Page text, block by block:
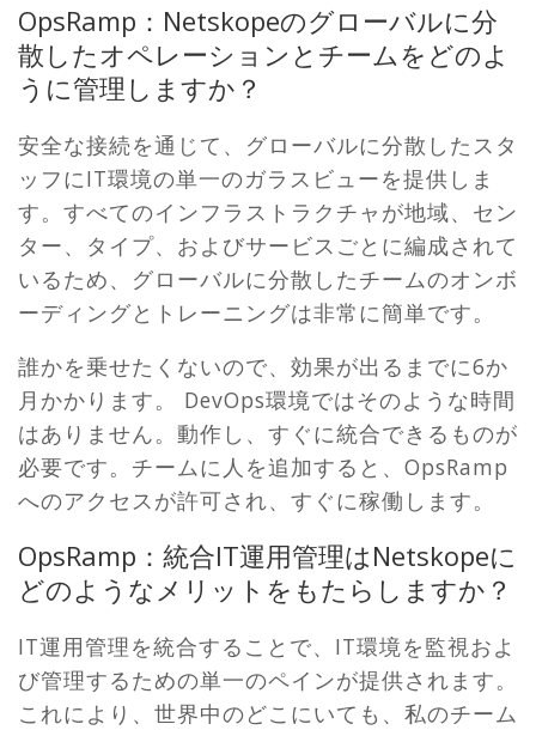
OpsRamp：Netskopeのグローバルに分
散したオペレーションとチームをどのよ
うに管理しますか？
安全な接続を通じて、グローバルに分散したスタ
ッフにIT環境の単一のガラスビューを提供しま
す。すべてのインフラストラクチャが地域、セン
ター、タイプ、およびサービスごとに編成されて
いるため、グローバルに分散したチームのオンボ
ーディングとトレーニングは非常に簡単です。
誰かを乗せたくないので、効果が出るまでに6か
月かかります。 DevOps環境ではそのような時間
はありません。動作し、すぐに統合できるものが
必要です。チームに人を追加すると、OpsRamp
へのアクセスが許可され、すぐに稼働します。
OpsRamp：統合IT運用管理はNetskopeに
どのようなメリットをもたらしますか？
IT運用管理を統合することで、IT環境を監視およ
び管理するための単一のペインが提供されます。
これにより、世界中のどこにいても、私のチーム